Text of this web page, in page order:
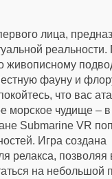
лица,
реальности.
живописному
фауну и
что вас
морское чудище – в
Submarine VR
Игра создана
релакса, позволяя
на небольшой